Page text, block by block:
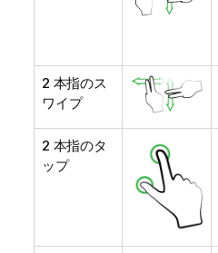
2 本指のス
ワイプ
2 本指のタ
ップ